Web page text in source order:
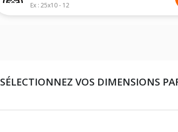
Ex : 25x10 - 12
SÉLECTIONNEZ VOS DIMENSIONS